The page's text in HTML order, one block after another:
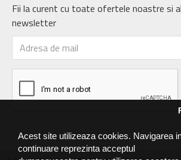
Acest site utilizeaza cookies. Navigarea
continuare reprezinta acceptul
Fii la curent cu toate ofertele noastre si
newsletter